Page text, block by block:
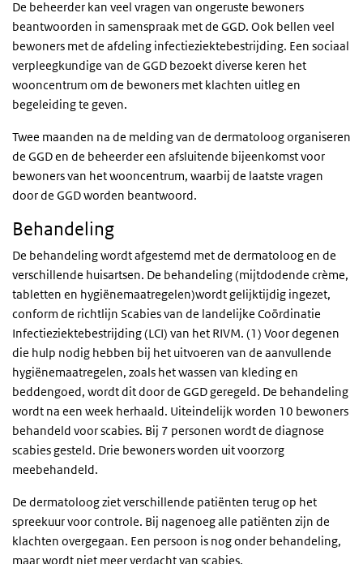
De beheerder kan veel vragen van ongeruste bewoners
beantwoorden in samenspraak met de GGD. Ook bellen veel
bewoners met de afdeling infectieziektebestrijding. Een sociaal
verpleegkundige van de GGD bezoekt diverse keren het
wooncentrum om de bewoners met klachten uitleg en
begeleiding te geven.
Twee maanden na de melding van de dermatoloog organiseren
de GGD en de beheerder een afsluitende bijeenkomst voor
bewoners van het wooncentrum, waarbij de laatste vragen
door de GGD worden beantwoord.
Behandeling
De behandeling wordt afgestemd met de dermatoloog en de
verschillende huisartsen. De behandeling (mijtdodende crème,
tabletten en hygiënemaatregelen)wordt gelijktijdig ingezet,
conform de richtlijn Scabies van de landelijke Coördinatie
Infectieziektebestrijding (LCI) van het RIVM. (1) Voor degenen
die hulp nodig hebben bij het uitvoeren van de aanvullende
hygiënemaatregelen, zoals het wassen van kleding en
beddengoed, wordt dit door de GGD geregeld. De behandeling
wordt na een week herhaald. Uiteindelijk worden 10 bewoners
behandeld voor scabies. Bij 7 personen wordt de diagnose
scabies gesteld. Drie bewoners worden uit voorzorg
meebehandeld.
De dermatoloog ziet verschillende patiënten terug op het
spreekuur voor controle. Bij nagenoeg alle patiënten zijn de
klachten overgegaan. Een persoon is nog onder behandeling,
maar wordt niet meer verdacht van scabies.